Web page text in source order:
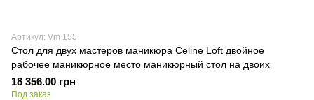
Артикул: Vm 155
Стол для двух мастеров маникюра Celine Loft двойное
рабочее маникюрное место маникюрный стол на двоих
18 356.00 грн
Под заказ